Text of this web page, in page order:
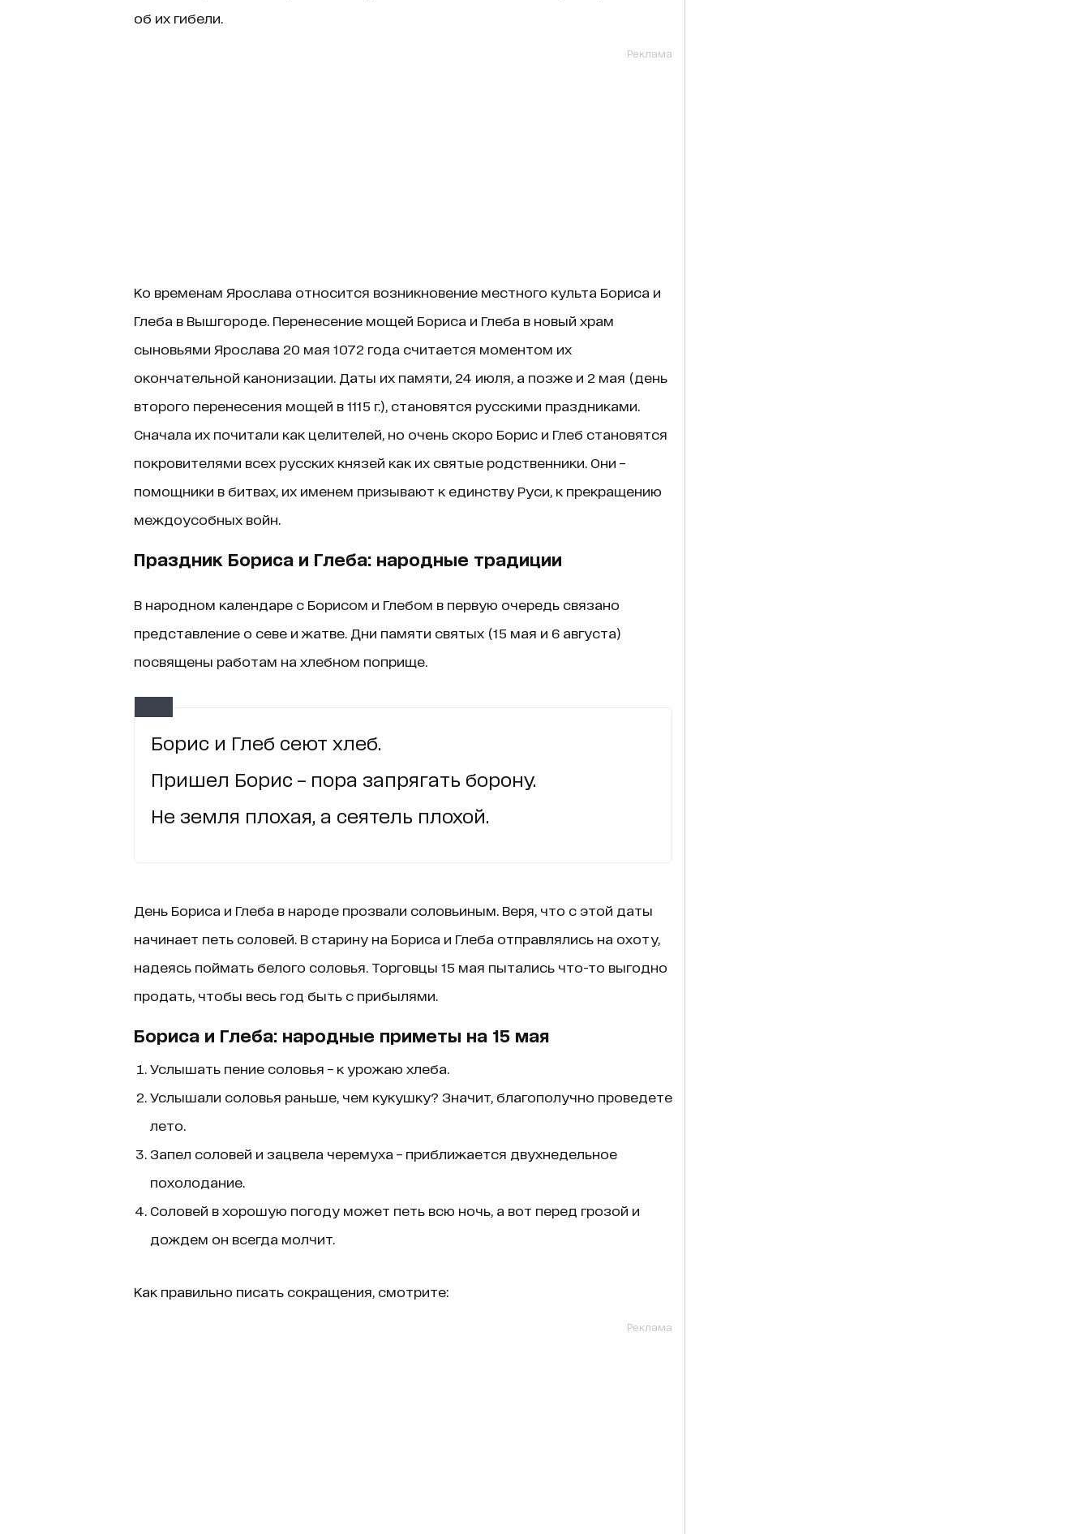
об их гибели.
Реклама
Ко временам Ярослава относится возникновение местного культа Бориса и
Глеба в Вышгороде. Перенесение мощей Бориса и Глеба в новый храм
сыновьями Ярослава 20 мая 1072 года считается моментом их
окончательной канонизации. Даты их памяти, 24 июля, а позже и 2 мая (день
второго перенесения мощей в 1115 г.), становятся русскими праздниками.
Сначала их почитали как целителей, но очень скоро Борис и Глеб становятся
покровителями всех русских князей как их святые родственники. Они –
помощники в битвах, их именем призывают к единству Руси, к прекращению
междоусобных войн.
Праздник Бориса и Глеба: народные традиции
В народном календаре с Борисом и Глебом в первую очередь связано
представление о севе и жатве. Дни памяти святых (15 мая и 6 августа)
посвящены работам на хлебном поприще.
Борис и Глеб сеют хлеб.
Пришел Борис – пора запрягать борону.
Не земля плохая, а сеятель плохой.
День Бориса и Глеба в народе прозвали соловьиным. Веря, что с этой даты
начинает петь соловей. В старину на Бориса и Глеба отправлялись на охоту,
надеясь поймать белого соловья. Торговцы 15 мая пытались что-то выгодно
продать, чтобы весь год быть с прибылями.
Бориса и Глеба: народные приметы на 15 мая
Услышать пение соловья – к урожаю хлеба.
Услышали соловья раньше, чем кукушку? Значит, благополучно проведете
лето.
Запел соловей и зацвела черемуха – приближается двухнедельное
похолодание.
Соловей в хорошую погоду может петь всю ночь, а вот перед грозой и
дождем он всегда молчит.
Как правильно писать сокращения, смотрите:
Реклама